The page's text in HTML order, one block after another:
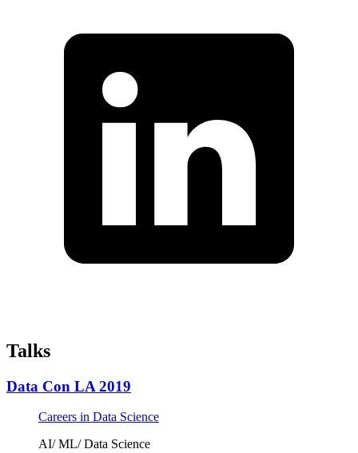
Talks
Data Con LA 2019
Careers in Data Science
AI/ ML/ Data Science